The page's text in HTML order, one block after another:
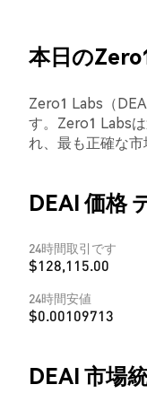
本日の
Zero1 Labs（
す。Zero1 Labs
れ、最も正確な市
DEAI 価格
24時間取引です
$128,115.00
24時間安値
$0.00109713
DEAI 市場